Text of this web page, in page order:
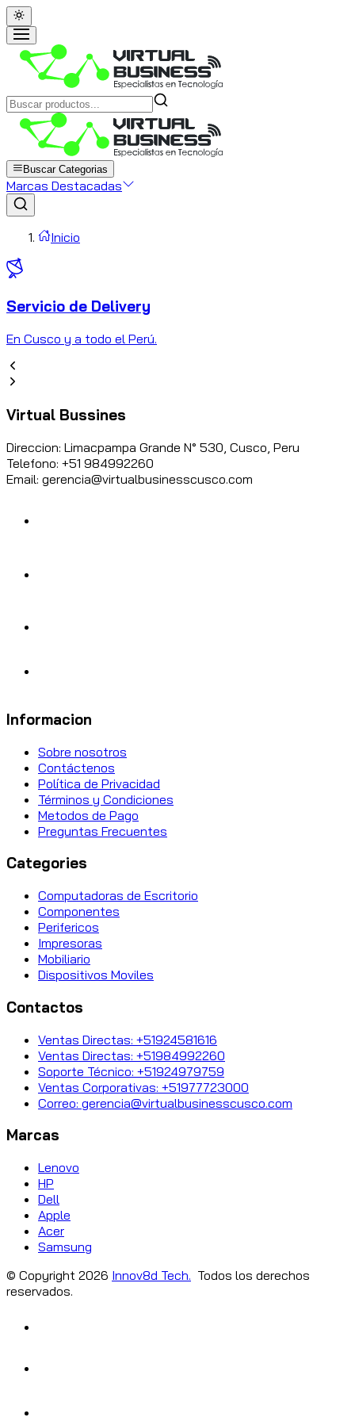
Buscar Categorias
Marcas Destacadas
Inicio
Servicio de Delivery
En Cusco y a todo el Perú.
Virtual Bussines
Direccion: Limacpampa Grande N° 530, Cusco, Peru
Telefono: +51 984992260
Email: gerencia@virtualbusinesscusco.com
Informacion
Sobre nosotros
Contáctenos
Política de Privacidad
Términos y Condiciones
Metodos de Pago
Preguntas Frecuentes
Categories
Computadoras de Escritorio
Componentes
Perifericos
Impresoras
Mobiliario
Dispositivos Moviles
Contactos
Ventas Directas: +51924581616
Ventas Directas: +51984992260
Soporte Técnico: +51924979759
Ventas Corporativas: +51977723000
Correo: gerencia@virtualbusinesscusco.com
Marcas
Lenovo
HP
Dell
Apple
Acer
Samsung
© Copyright 2026 Innov8d Tech. Todos los derechos
reservados.